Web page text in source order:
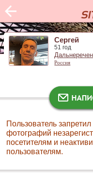
Сергей
51 год
Россия
Пользователь
фотографий
посетителям и
пользователям.